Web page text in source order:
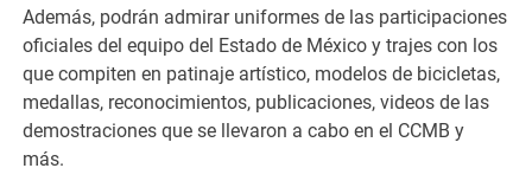
Además, podrán admirar uniformes de las participaciones
oficiales del equipo del Estado de México y trajes con los
que compiten en patinaje artístico, modelos de bicicletas,
medallas, reconocimientos, publicaciones, videos de las
demostraciones que se llevaron a cabo en el CCMB y
más.